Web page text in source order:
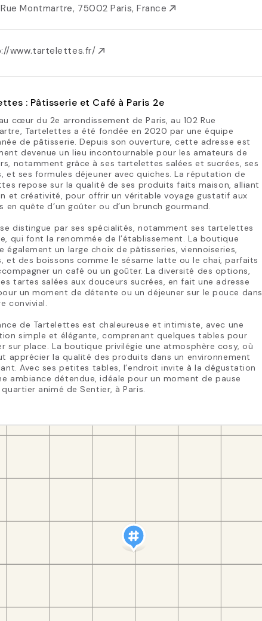
Montmartre, 75002 Paris, France
www.tartelettes.fr/
: Pâtisserie et Café à Paris 2e
cœur du 2e arrondissement de Paris, au 102 Rue
Tartelettes a été fondée en 2020 par une équipe
de pâtisserie. Depuis son ouverture, cette adresse est
devenue un lieu incontournable pour les amateurs de
notamment grâce à ses tartelettes salées et sucrées, ses
et ses formules déjeuner avec quiches. La réputation de
repose sur la qualité de ses produits faits maison, alliant
et créativité, pour offrir un véritable voyage gustatif aux
en quête d’un goûter ou d’un brunch gourmand.
distingue par ses spécialités, notamment ses tartelettes
qui font la renommée de l’établissement. La boutique
également un large choix de pâtisseries, viennoiseries,
et des boissons comme le sésame latte ou le chai, parfaits
un café ou un goûter. La diversité des options,
tartes salées aux douceurs sucrées, en fait une adresse
un moment de détente ou un déjeuner sur le pouce dans
convivial.
de Tartelettes est chaleureuse et intimiste, avec une
simple et élégante, comprenant quelques tables pour
sur place. La boutique privilégie une atmosphère cosy, où
apprécier la qualité des produits dans un environnement
Avec ses petites tables, l’endroit invite à la dégustation
ambiance détendue, idéale pour un moment de pause
animé de Sentier, à Paris.